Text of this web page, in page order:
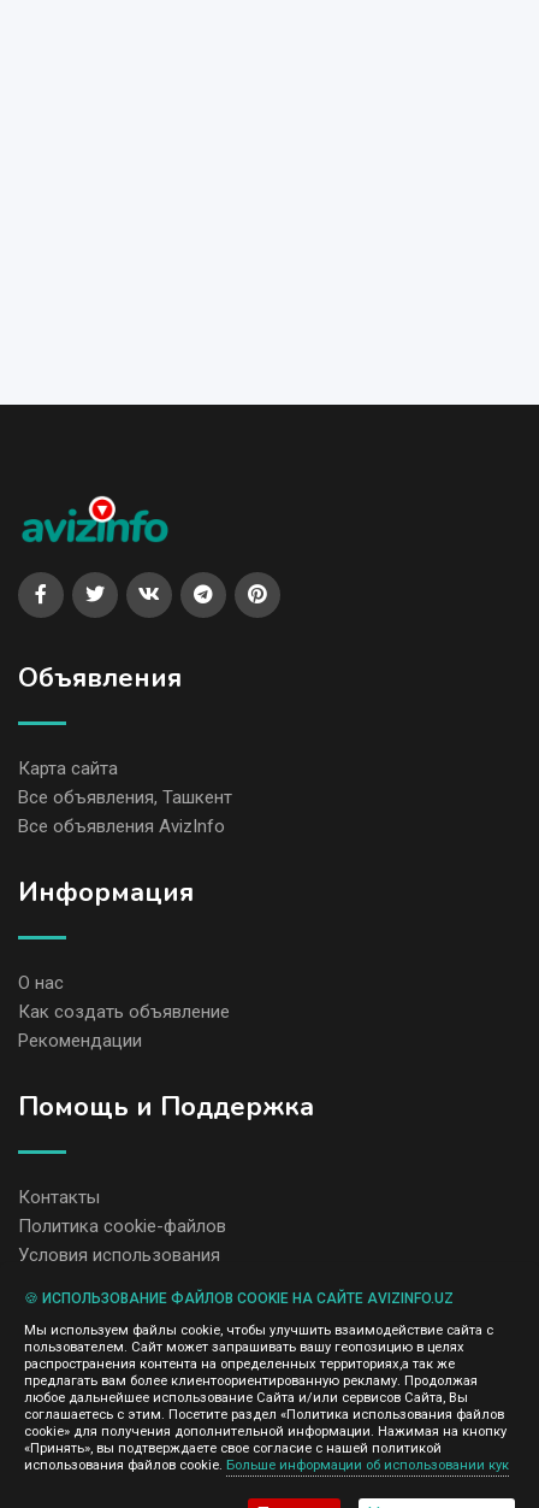
Объявления
Карта сайта
Все объявления, Ташкент
Все объявления AvizInfo
Информация
О нас
Как создать объявление
Рекомендации
Помощь и Поддержка
Контакты
Политика cookie-файлов
Условия использования
содержание размещенных объявлений.
Мы ценим конфиденциальность наших пользователей. Мы не
передаем и не продаем личную информацию зарегистрированных
пользователей AvizInfo.uz третьим лицам. Мы не отвечаем за
правила конфиденциальности сайтов на которые ссылается
AvizInfo.uz. На некоторых страницах нашего сайта представлена
реклама Google Adsense Advertising Network. Чтобы узнать
подробней о правилах конфиденциальности Googleнажмите тут
🍪 ИСПОЛЬЗОВАНИЕ ФАЙЛОВ COOKIE НА САЙТЕ AVIZINFO.UZ
Мы используем файлы cookie, чтобы улучшить взаимодействие сайта с
пользователем. Сайт может запрашивать вашу геопозицию в целях
распространения контента на определенных территориях,а так же
предлагать вам более клиентоориентированную рекламу. Продолжая
любое дальнейшее использование Сайта и/или сервисов Сайта, Вы
соглашаетесь с этим. Посетите раздел «Политика использования файлов
cookie» для получения дополнительной информации. Нажимая на кнопку
«Принять», вы подтверждаете свое согласие с нашей политикой
использования файлов cookie. Больше информации об использовании кук